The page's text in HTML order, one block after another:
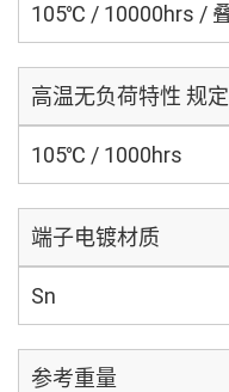
105℃ / 10000hrs /
高温无负荷特性 规
105℃ / 1000hrs
端子电镀材质
Sn
参考重量